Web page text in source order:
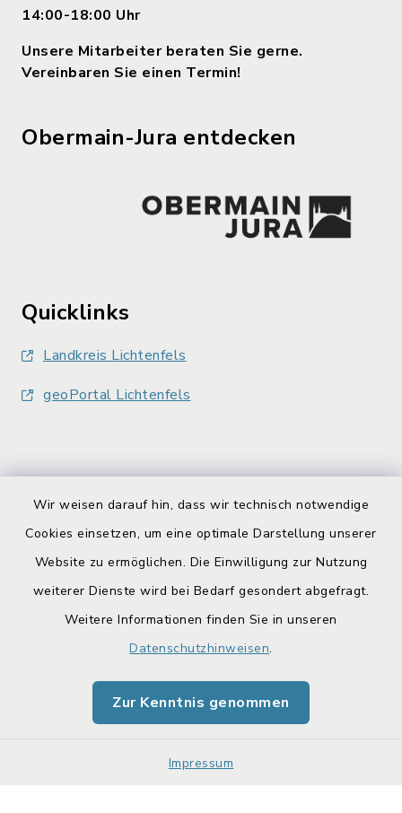
Wir weisen darauf hin, dass wir technisch notwendige
Cookies einsetzen, um eine optimale Darstellung unserer
Website zu ermöglichen. Die Einwilligung zur Nutzung
weiterer Dienste wird bei Bedarf gesondert abgefragt.
Weitere Informationen finden Sie in unseren
Datenschutzhinweisen.
Zur Kenntnis genommen
Impressum
14:00-18:00 Uhr
Unsere Mitarbeiter beraten Sie gerne.
Vereinbaren Sie einen Termin!
Obermain-Jura entdecken
Quicklinks
Landkreis Lichtenfels
geoPortal Lichtenfels
Kontakt
Barrierefreiheit
Datenschutz
Sitemap
Cookie-Einstellungen